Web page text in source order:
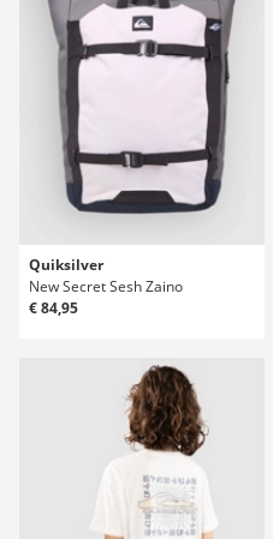
Quiksilver
New Secret Sesh Zaino
€ 84,95